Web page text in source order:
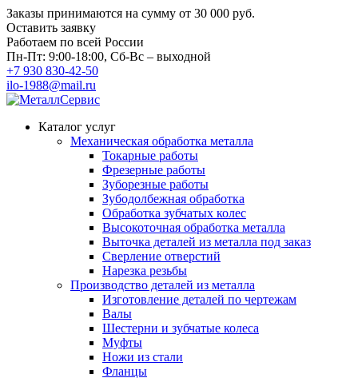
Заказы принимаются на сумму от 30 000 руб.
Оставить заявку
Работаем по всей России
Пн-Пт: 9:00-18:00, Сб-Вс – выходной
+7 930 830-42-50
ilo-1988@mail.ru
Каталог услуг
Механическая обработка металла
Токарные работы
Фрезерные работы
Зуборезные работы
Зубодолбежная обработка
Обработка зубчатых колес
Высокоточная обработка металла
Выточка деталей из металла под заказ
Сверление отверстий
Нарезка резьбы
Производство деталей из металла
Изготовление деталей по чертежам
Валы
Шестерни и зубчатые колеса
Муфты
Ножи из стали
Фланцы